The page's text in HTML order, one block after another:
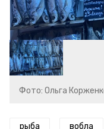
Фото: Ольга
рыба вобла